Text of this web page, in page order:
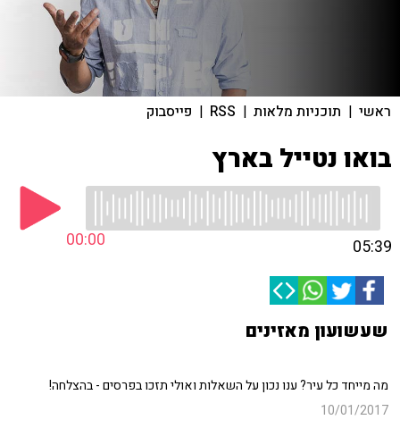
ראשי | תוכניות מלאות |
RSS
| פייסבוק
בואו נטייל בארץ
00:00 05:39
שעשועון מאזינים
מה מייחד כל עיר? ענו נכון על השאלות ואולי תזכו בפרסים - בהצלחה!
10/01/2017